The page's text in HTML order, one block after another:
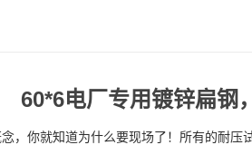
60*6电厂专用镀锌扁钢
，你就知道为什么要现场了！所有的耐压